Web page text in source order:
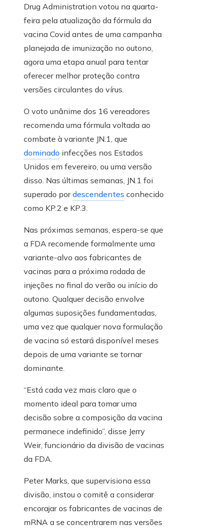
Drug Administration votou na quarta-
feira pela atualização da fórmula da
vacina Covid antes de uma campanha
planejada de imunização no outono,
agora uma etapa anual para tentar
oferecer melhor proteção contra
versões circulantes do vírus.
O voto unânime dos 16 vereadores
recomenda uma fórmula voltada ao
combate à variante JN.1, que
dominado infecções nos Estados
Unidos em fevereiro, ou uma versão
disso. Nas últimas semanas, JN.1 foi
superado pordescendentes conhecido
como KP.2 e KP.3.
Nas próximas semanas, espera-se que
a FDA recomende formalmente uma
variante-alvo aos fabricantes de
vacinas para a próxima rodada de
injeções no final do verão ou início do
outono. Qualquer decisão envolve
algumas suposições fundamentadas,
uma vez que qualquer nova formulação
de vacina só estará disponível meses
depois de uma variante se tornar
dominante.
“Está cada vez mais claro que o
momento ideal para tomar uma
decisão sobre a composição da vacina
permanece indefinido”, disse Jerry
Weir, funcionário da divisão de vacinas
da FDA.
Peter Marks, que supervisiona essa
divisão, instou o comitê a considerar
encorajar os fabricantes de vacinas de
mRNA a se concentrarem nas versões